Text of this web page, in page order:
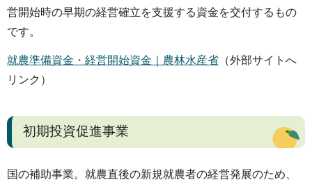
営開始時の早期の経営確立を支援する資金を交付するもの
です。
就農準備資金・経営開始資金｜農林水産省 （外部サイトへ
リンク）
初期投資促進事業
国の補助事業。就農直後の新規就農者の経営発展のため、